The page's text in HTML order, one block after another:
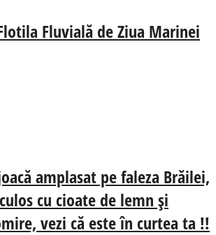
Fluvială de Ziua Marinei
amplasat pe faleza Brăilei,
cu cioate de lemn și
vezi că este în curtea ta !!